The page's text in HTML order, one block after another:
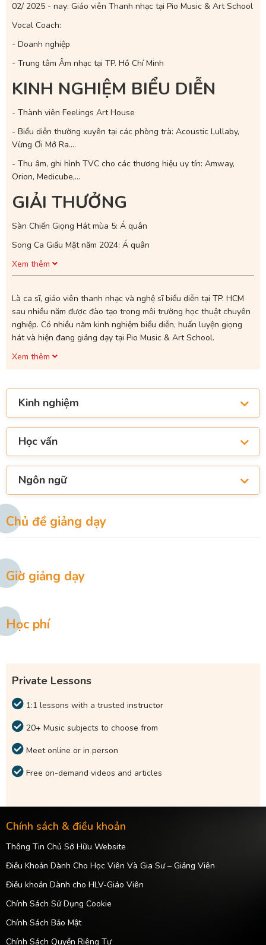
02/ 2025 - nay: Giáo viên Thanh nhạc tại Pio Music & Art School
Vocal Coach:
- Doanh nghiệp
- Trung tâm Âm nhạc tại TP. Hồ Chí Minh
KINH NGHIỆM BIỂU DIỄN
- Thành viên Feelings Art House
- Biểu diễn thường xuyên tại các phòng trà: Acoustic Lullaby,
Vừng Ơi Mở Ra....
- Thu âm, ghi hình TVC cho các thương hiệu uy tín: Amway,
Orion, Medicube,...
GIẢI THƯỞNG
Sàn Chiến Giọng Hát mùa 5: Á quân
Song Ca Giấu Mặt năm 2024: Á quân
Xem thêm
Là ca sĩ, giáo viên thanh nhạc và nghệ sĩ biểu diễn tại TP. HCM
sau nhiều năm được đào tạo trong môi trường học thuật chuyên
nghiệp. Có nhiều năm kinh nghiệm biểu diễn, huấn luyện giọng
hát và hiện đang giảng dạy tại Pio Music & Art School.
Xem thêm
Kinh nghiệm
Học vấn
Ngôn ngữ
Chủ đề giảng dạy
Giờ giảng dạy
Học phí
Private Lessons
1:1 lessons with a trusted instructor
20+ Music subjects to choose from
Meet online or in person
Free on-demand videos and articles
Chính sách & điều khoản
Thông Tin Chủ Sở Hữu Website
Điều Khoản Dành Cho Học Viên Và Gia Sư – Giảng Viên
Điều khoản Dành cho HLV-Giáo Viên
Chính Sách Sử Dụng Cookie
Chính Sách Bảo Mật
Chính Sách Quyền Riêng Tư